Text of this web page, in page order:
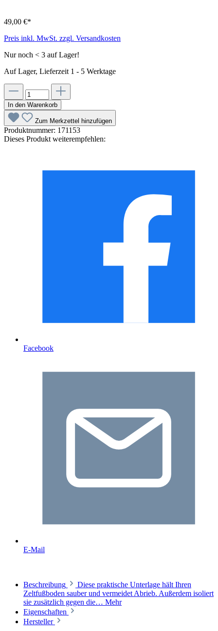
49,00 €*
Preis inkl. MwSt. zzgl. Versandkosten
Nur noch < 3 auf Lager!
Auf Lager, Lieferzeit 1 - 5 Werktage
In den Warenkorb
Zum Merkzettel hinzufügen
Produktnummer: 171153
Dieses Produkt weiterempfehlen:
Facebook
E-Mail
Beschreibung
Diese praktische Unterlage hält Ihren
Zeltfußboden sauber und vermeidet Abrieb. Außerdem isoliert
sie zusätzlich gegen die… Mehr
Eigenschaften
Hersteller